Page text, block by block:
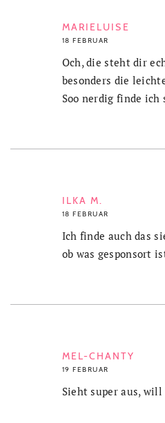
MARIELUISE
18 FEBRUAR
Och, die steht dir
besonders die
Soo nerdig finde
ILKA M.
18 FEBRUAR
Ich finde auch das
ob was gesponsort
MEL-CHANTY
19 FEBRUAR
Sieht super aus,